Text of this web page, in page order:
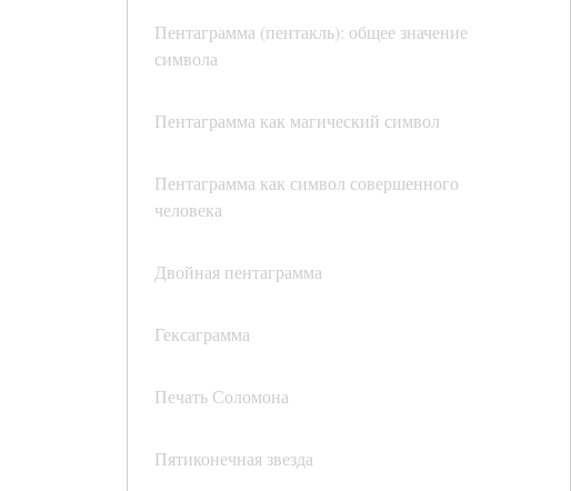
Пентаграмма (пентакль): общее значение
символа
Пентаграмма как магический символ
Пентаграмма как символ совершенного
человека
Двойная пентаграмма
Гексаграмма
Печать Соломона
Пятиконечная звезда